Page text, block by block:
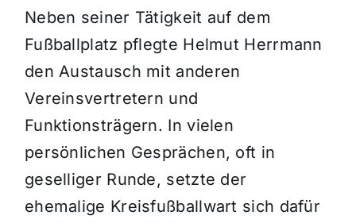
Neben seiner Tätigkeit auf dem
Fußballplatz pflegte Helmut Herrmann
den Austausch mit anderen
Vereinsvertretern und
Funktionsträgern. In vielen
persönlichen Gesprächen, oft in
geselliger Runde, setzte der
ehemalige Kreisfußballwart sich dafür